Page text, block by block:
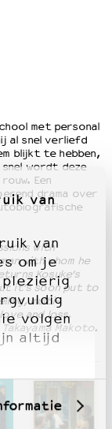
van
van
om je
plezierig
volgen
altijd
met personal
al snel verliefd
blijkt te hebben,
wordt deze
Een
drama over
with
with whom he
Kosuke’s
it’s soon put to
multi-
and loss.
Makoto.